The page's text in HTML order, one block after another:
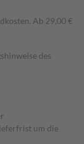
Ab 29,00 €
des
um die